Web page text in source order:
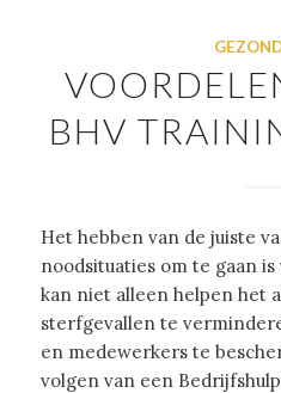
BHV
Het hebben van de juiste
noodsituaties om te gaan
kan niet alleen helpen het
sterfgevallen te
en medewerkers te
volgen van een